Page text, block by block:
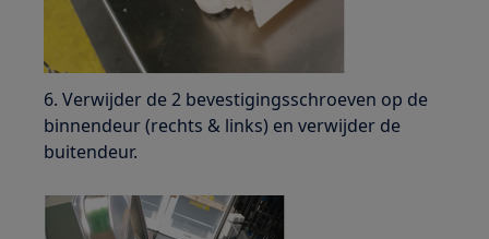
6. Verwijder de 2 bevestigingsschroeven op de
binnendeur (rechts & links) en verwijder de
buitendeur.